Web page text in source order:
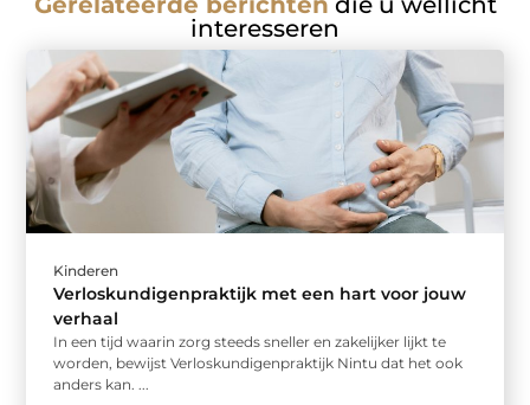
interesseren
Kinderen
Verloskundigenpraktijk met een hart voor jouw
verhaal
In een tijd waarin zorg steeds sneller en zakelijker lijkt te
worden, bewijst Verloskundigenpraktijk Nintu dat het ook
anders kan. ...